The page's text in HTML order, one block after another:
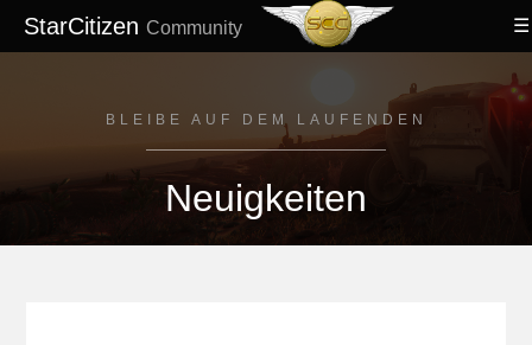
StarCitizen Community
BLEIBE AUF DEM LAUFENDEN
Neuigkeiten